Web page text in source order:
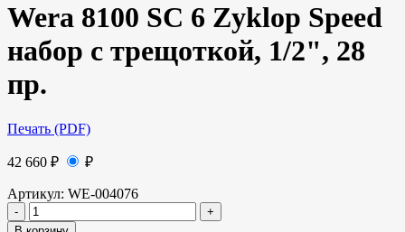
Wera 8100 SC 6 Zyklop Speed
набор с трещоткой, 1/2", 28
пр.
Печать (PDF)
42 660 ₽ ₽
Артикул: WE-004076